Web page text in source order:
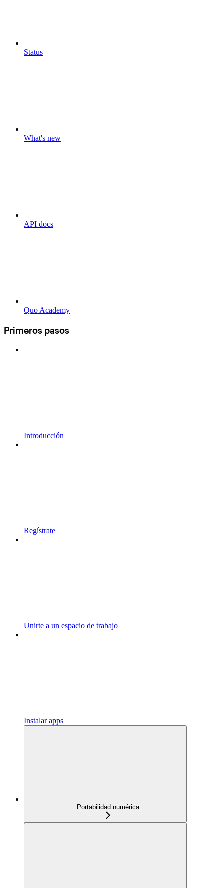
Status
What's new
API docs
Quo Academy
Primeros pasos
Introducción
Regístrate
Unirte a un espacio de trabajo
Instalar apps
Portabilidad numérica